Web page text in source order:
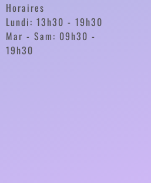
Horaires
Lundi: 13h30 - 19h30
Mar - Sam: 09h30 -
19h30